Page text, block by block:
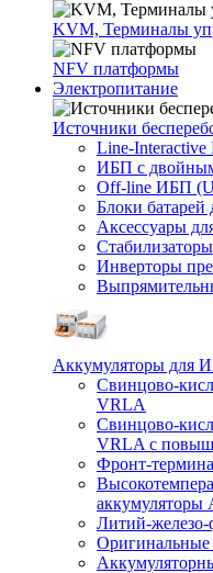
KVM, Терминалы
NFV платформы
Электропитание
Источники
Line-
ИБП с
Off-line ИБП
Блоки
Аксессуары
Инверторы
Аккумуляторы для
Свинцово-
VRLA
Свинцово-
VRLA с
Фронт-
Литий-железо-
Оригинальные